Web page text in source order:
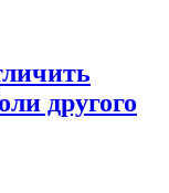
другого